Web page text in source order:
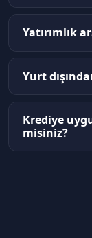
Yatırımlık
Yurt
Krediye
misiniz?